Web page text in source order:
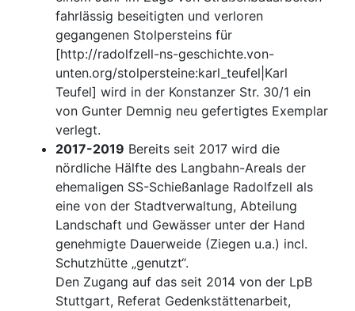
fahrlässig beseitigten und verloren
gegangenen Stolpersteins für
[http://radolfzell-ns-geschichte.von-
unten.org/stolpersteine:karl_teufel|Karl
Teufel] wird in der Konstanzer Str. 30/1 ein
von Gunter Demnig neu gefertigtes Exemplar
verlegt.
2017-2019 Bereits seit 2017 wird die
nördliche Hälfte des Langbahn-Areals der
ehemaligen SS-Schießanlage Radolfzell als
eine von der Stadtverwaltung, Abteilung
Landschaft und Gewässer unter der Hand
genehmigte Dauerweide (Ziegen u.a.) incl.
Schutzhütte „genutzt“.
Den Zugang auf das seit 2014 von der LpB
Stuttgart, Referat Gedenkstättenarbeit,